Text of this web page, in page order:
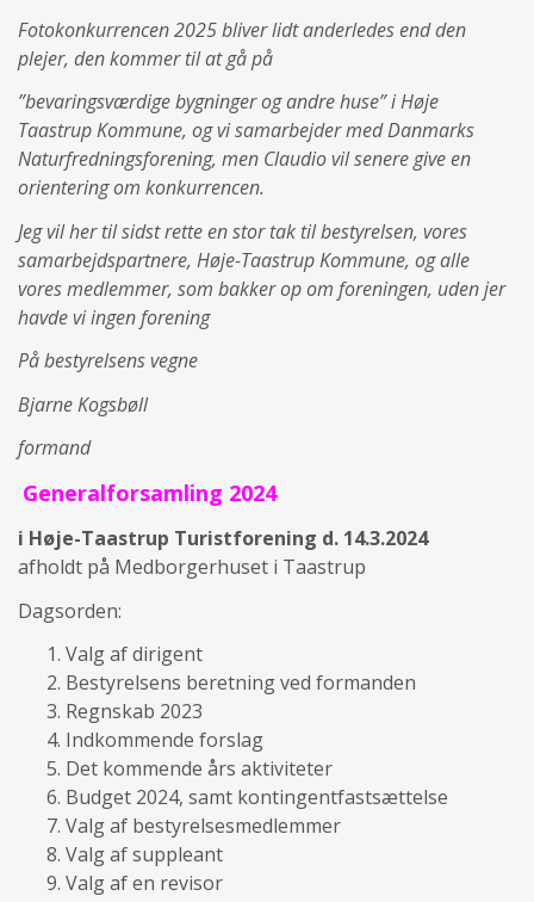
Fotokonkurrencen 2025 bliver lidt anderledes end den
plejer, den kommer til at gå på
”bevaringsværdige bygninger og andre huse” i Høje
Taastrup Kommune, og vi samarbejder med Danmarks
Naturfredningsforening, men Claudio vil senere give en
orientering om konkurrencen.
Jeg vil her til sidst rette en stor tak til bestyrelsen, vores
samarbejdspartnere, Høje-Taastrup Kommune, og alle
vores medlemmer, som bakker op om foreningen, uden jer
havde vi ingen forening
På bestyrelsens vegne
Bjarne Kogsbøll
formand
Generalforsamling 2024
i Høje-Taastrup Turistforening d. 14.3.2024
afholdt på Medborgerhuset i Taastrup
Dagsorden:
Valg af dirigent
Bestyrelsens beretning ved formanden
Regnskab 2023
Indkommende forslag
Det kommende års aktiviteter
Budget 2024, samt kontingentfastsættelse
Valg af bestyrelsesmedlemmer
Valg af suppleant
Valg af en revisor